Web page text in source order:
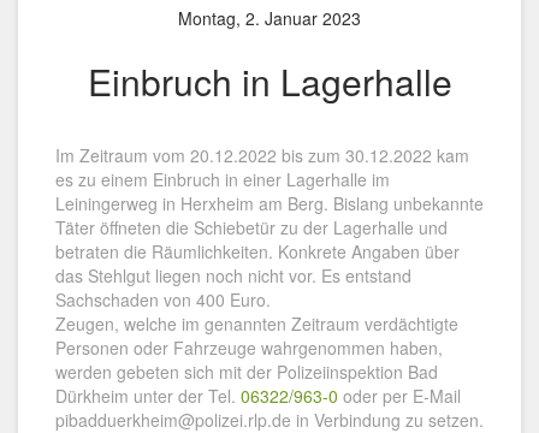
Montag, 2. Januar 2023
Einbruch in Lagerhalle
Im Zeitraum vom 20.12.2022 bis zum 30.12.2022 kam
es zu einem Einbruch in einer Lagerhalle im
Leiningerweg in Herxheim am Berg. Bislang unbekannte
Täter öffneten die Schiebetür zu der Lagerhalle und
betraten die Räumlichkeiten. Konkrete Angaben über
das Stehlgut liegen noch nicht vor. Es entstand
Sachschaden von 400 Euro.
Zeugen, welche im genannten Zeitraum verdächtigte
Personen oder Fahrzeuge wahrgenommen haben,
werden gebeten sich mit der Polizeiinspektion Bad
Dürkheim unter der Tel. 06322/963-0 oder per E-Mail
pibadduerkheim@polizei.rlp.de in Verbindung zu setzen.